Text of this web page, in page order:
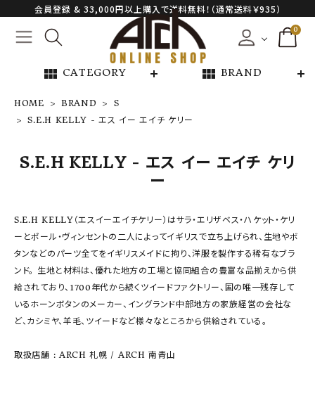
会員登録 & 33,000円以上購入で送料無料！（通常送料￥935）
0
view_module CATEGORY view_module BRAND
CATEGORY
CONTENTS
SHOP
INFORMATION
HOME BRAND
S
S.E.H KELLY - エス イー エイチ ケリー
S.E.H KELLY - エス イー エイチ ケリ
ー
S.E.H KELLY（エスイーエイチケリー）はサラ・エリザベス・ハケット・ケリ
ーとポール・ヴィンセントの二人によってイギリスで立ち上げられ、生地やボ
タンなどのパーツ全てをイギリスメイドに拘り、洋服を製作する稀有なブラ
ンド。 生地と材料は、優れた地方の工場と協同組合の豊富な品揃えから供
給されており、1700年代から続くツイードファクトリー、国の唯一残存して
いるホーンボタンのメーカー、イングランド中部地方の家族経営の会社な
ど、カシミヤ、羊毛、ツイードなど様々なところから供給されている。
取扱店舗 : ARCH 札幌 / ARCH 南青山